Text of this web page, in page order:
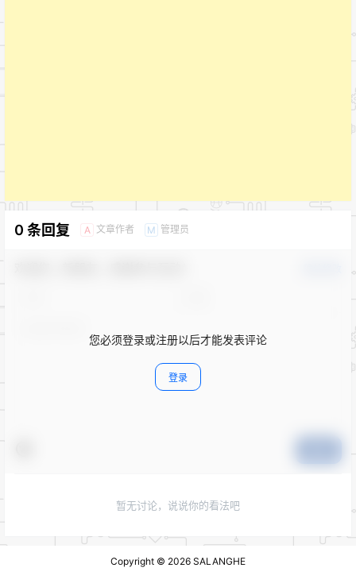
0 条回复 A 文章作者 M 管理员
您必须登录或注册以后才能发表评论
登录
暂无讨论，说说你的看法吧
Copyright © 2026 SALANGHE